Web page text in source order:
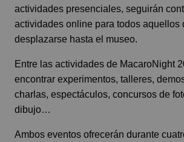
actividades presenciales, seguirán
actividades online para todos aquellos
desplazarse hasta el museo.
Entre las actividades de MacaroNight
encontrar experimentos, talleres,
charlas, espectáculos, concursos de
dibujo…
Ambos eventos ofrecerán durante